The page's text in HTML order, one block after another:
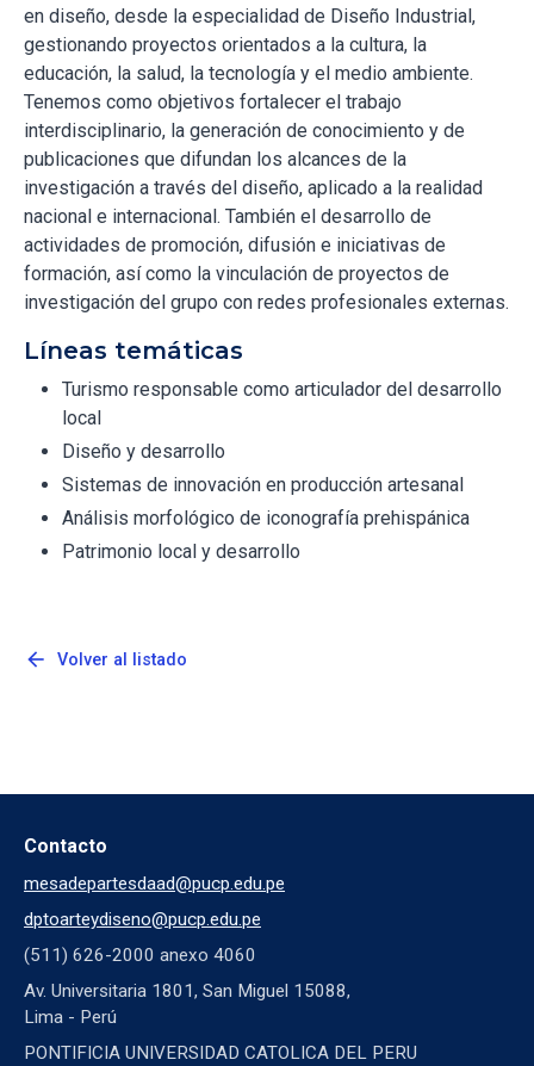
en diseño, desde la especialidad de Diseño Industrial,
gestionando proyectos orientados a la cultura, la
educación, la salud, la tecnología y el medio ambiente.
Tenemos como objetivos fortalecer el trabajo
interdisciplinario, la generación de conocimiento y de
publicaciones que difundan los alcances de la
investigación a través del diseño, aplicado a la realidad
nacional e internacional. También el desarrollo de
actividades de promoción, difusión e iniciativas de
formación, así como la vinculación de proyectos de
investigación del grupo con redes profesionales externas.
Líneas temáticas
Turismo responsable como articulador del desarrollo
local
Diseño y desarrollo
Sistemas de innovación en producción artesanal
Análisis morfológico de iconografía prehispánica
Patrimonio local y desarrollo
arrow_back Volver al listado
Contacto
mesadepartesdaad@pucp.edu.pe
dptoarteydiseno@pucp.edu.pe
(511) 626-2000 anexo 4060
Av. Universitaria 1801, San Miguel 15088,
Lima - Perú
PONTIFICIA UNIVERSIDAD CATOLICA DEL PERU